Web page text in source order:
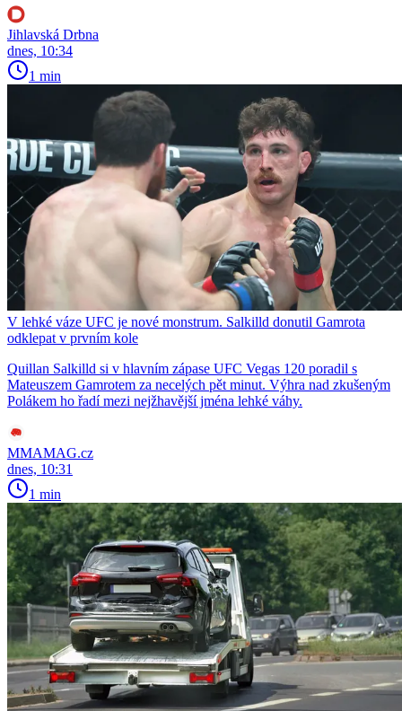
Jihlavská Drbna
dnes, 10:34
1 min
V lehké váze UFC je nové monstrum. Salkilld donutil Gamrota
odklepat v prvním kole
Quillan Salkilld si v hlavním zápase UFC Vegas 120 poradil s
Mateuszem Gamrotem za necelých pět minut. Výhra nad zkušeným
Polákem ho řadí mezi nejžhavější jména lehké váhy.
MMAMAG.cz
dnes, 10:31
1 min